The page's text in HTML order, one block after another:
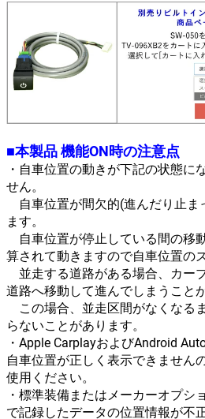
■本製品 機能ON時の注意点
・自車位置の動きが下記の状態に
せん。
自車位置が間欠的(進んだり止ま
ます。
自車位置が停止している間の移
算されて動きますので自車位置の
並走する道路がある場合、カー
道路へ移動して進んでしまうこと
この場合、並走区間がなくなる
らないことがあります。
・Apple CarplayおよびAndroid
自車位置が正しく表示できません
使用ください。
・標準装備またはメーカーオプシ
で記録したデータの位置情報が不